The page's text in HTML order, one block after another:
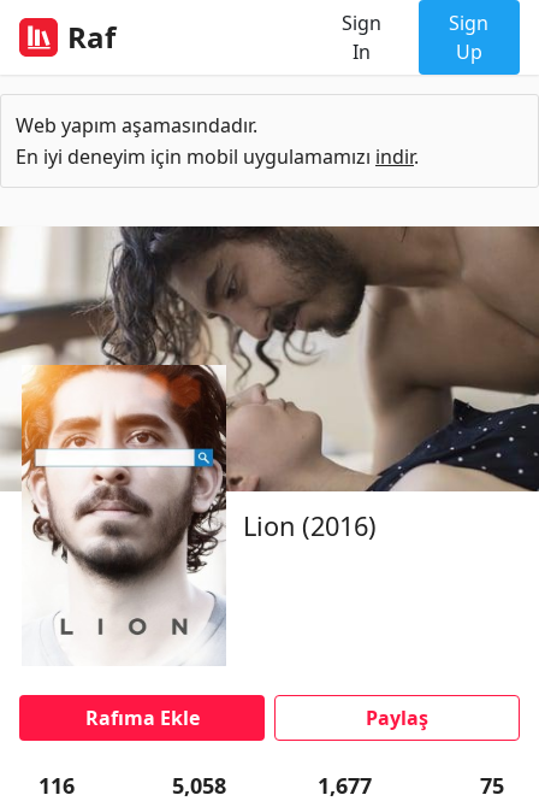
Raf
Sign
In
Sign
Up
Web yapım aşamasındadır.
En iyi deneyim için mobil uygulamamızı indir.
Lion (2016)
Rafıma Ekle Paylaş
116 5,058 1,677 75